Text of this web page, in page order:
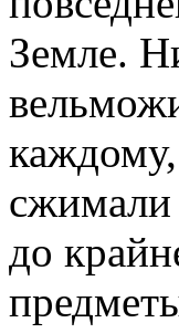
Земле.
сжимали
до